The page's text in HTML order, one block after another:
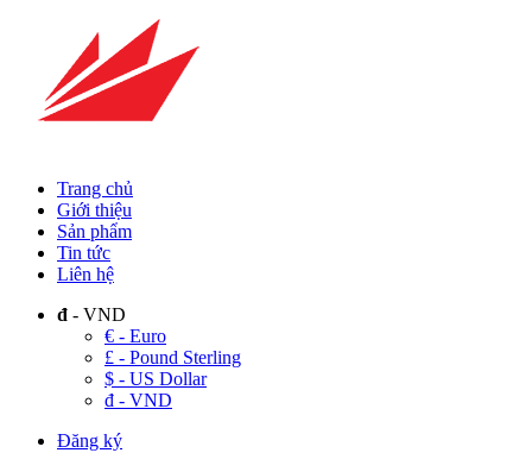
Trang chủ
Giới thiệu
Sản phẩm
Tin tức
Liên hệ
đ - VND
€ - Euro
£ - Pound Sterling
$ - US Dollar
đ - VND
Đăng ký